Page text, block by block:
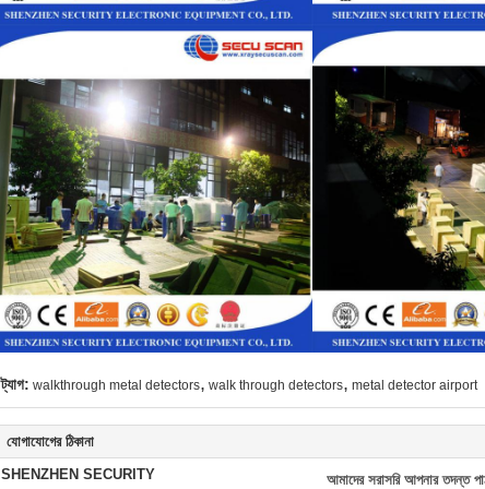
ট্যাগ: walkthrough metal detectors, walk through detectors, metal detector airport
যোগাযোগের ঠিকানা
SHENZHEN SECURITY
আমাদের সরাসরি আপনার তদন্ত